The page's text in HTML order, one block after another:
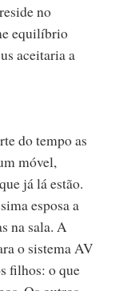
no
equilíbrio
aceitaria a
do tempo as
móvel,
já lá estão.
esposa a
na sala. A
o sistema AV
filhos: o que